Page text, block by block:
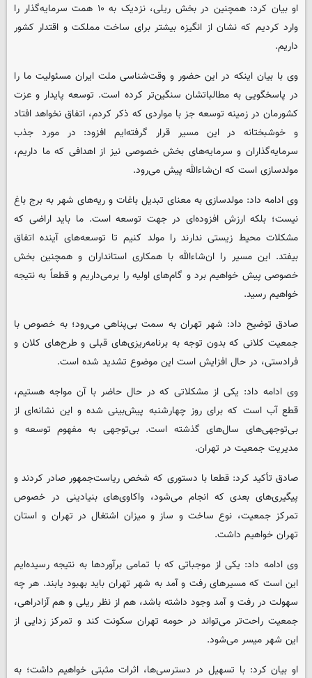
او بیان کرد: همچنین در بخش ریلی، نزدیک به ۱۰ همت سرمایه‌گذار را
وارد کردیم که نشان از انگیزه بیشتر برای ساخت مملکت و اقتدار کشور
داریم.
وی با بیان اینکه در این حضور و وقت‌شناسی ملت ایران مسئولیت ما را
در پاسخگویی به مطالباتشان سنگین‌تر کرده است. توسعه پایدار و عزت
کشورمان در زمینه توسعه جز با مواردی که ذکر کردم، اتفاق نخواهد افتاد
و خوشبختانه در این مسیر قرار گرفته‌ایم افزود: در مورد جذب
سرمایه‌گذاران و سرمایه‌های بخش خصوصی نیز از اهدافی که ما داریم،
مولدسازی است که ان‌شاءالله پیش می‌رود.
وی ادامه داد: مولدسازی به معنای تبدیل باغات و ریه‌های شهر به برج باغ
نیست؛ بلکه ارزش افزوده‌ای در جهت توسعه است. ما باید اراضی که
مشکلات محیط زیستی ندارند را مولد کنیم تا توسعه‌های آینده اتفاق
بیفتد. این مسیر را ان‌شاءالله با همکاری استانداران و همچنین بخش
خصوصی پیش خواهیم برد و گام‌های اولیه را برمی‌داریم و قطعاً به نتیجه
خواهیم رسید.
صادق توضیح داد: شهر تهران به سمت بی‌پناهی می‌رود؛ به خصوص با
جمعیت کلانی که بدون توجه به برنامه‌ریزی‌های قبلی و طرح‌های کلان و
فرادستی، در حال افزایش است این موضوع تشدید شده است.
وی ادامه داد: یکی از مشکلاتی که در حال حاضر با آن مواجه هستیم،
قطع آب است که برای روز چهارشنبه پیش‌بینی شده و این نشانه‌ای از
بی‌توجهی‌های سال‌های گذشته است. بی‌توجهی به مفهوم توسعه و
مدیریت جمعیت در تهران.
صادق تأکید کرد: قطعا با دستوری که شخص ریاست‌جمهور صادر کردند و
پیگیری‌های بعدی که انجام می‌شود، واکاوی‌های بنیادینی در خصوص
تمرکز جمعیت، نوع ساخت و ساز و میزان اشتغال در تهران و استان
تهران خواهیم داشت.
وی ادامه داد: یکی از موجباتی که با تمامی برآوردها به نتیجه رسیده‌ایم
این است که مسیرهای رفت و آمد به شهر تهران باید بهبود یابند. هر چه
سهولت در رفت و آمد وجود داشته باشد، هم از نظر ریلی و هم آزادراهی،
جمعیت راحت‌تر می‌تواند در حومه تهران سکونت کند و تمرکز زدایی از
این شهر میسر می‌شود.
او بیان کرد: با تسهیل در دسترسی‌ها، اثرات مثبتی خواهیم داشت؛ به